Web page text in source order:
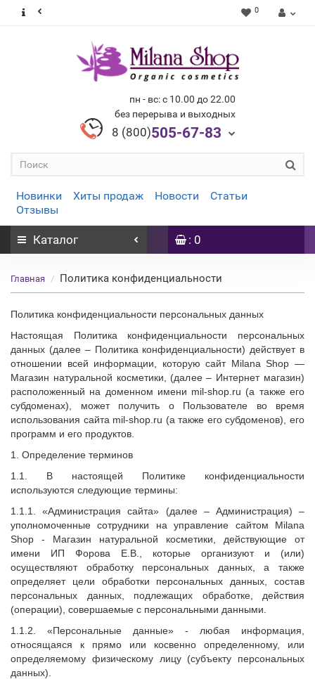
0
пн - вс: с 10.00 до 22.00
без перерыва и выходных
8 (800)505-67-83
Новинки Хиты продаж Новости
Статьи
Отзывы
Каталог : 0
Главная Политика конфиденциальности
Политика конфиденциальности персональных данных
Настоящая Политика конфиденциальности персональных
данных (далее – Политика конфиденциальности) действует в
отношении всей информации, которую сайт Milana Shop —
Магазин натуральной косметики, (далее – Интернет магазин)
расположенный на доменном имени mil-shop.ru (а также его
субдоменах), может получить о Пользователе во время
использования сайта mil-shop.ru (а также его субдоменов), его
программ и его продуктов.
1. Определение терминов
1.1. В настоящей Политике конфиденциальности
используются следующие термины:
1.1.1. «Администрация сайта» (далее – Администрация) –
уполномоченные сотрудники на управление сайтом Milana
Shop - Магазин натуральной косметики, действующие от
имени ИП Форова Е.В., которые организуют и (или)
осуществляют обработку персональных данных, а также
определяет цели обработки персональных данных, состав
персональных данных, подлежащих обработке, действия
(операции), совершаемые с персональными данными.
1.1.2. «Персональные данные» - любая информация,
относящаяся к прямо или косвенно определенному, или
определяемому физическому лицу (субъекту персональных
данных).